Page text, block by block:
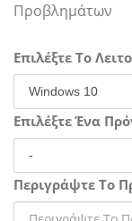
Προβλημάτων
Επιλέξτε Το
Επιλέξτε Ένα
Περιγράψτε Το